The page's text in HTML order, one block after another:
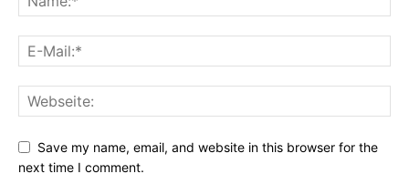
Save my name, email, and website in this browser for the
next time I comment.